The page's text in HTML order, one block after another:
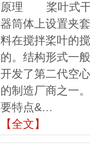
原理 桨叶式干
器筒体上设置夹
料在搅拌桨叶的
的。结构形式一
开发了第二代空
的制造厂商之一
要特点&…
【全文】